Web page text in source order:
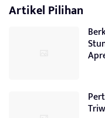
Artikel Pilihan